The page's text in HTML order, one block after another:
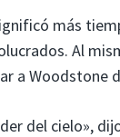
más
Al
a Woodstone
del cielo»,